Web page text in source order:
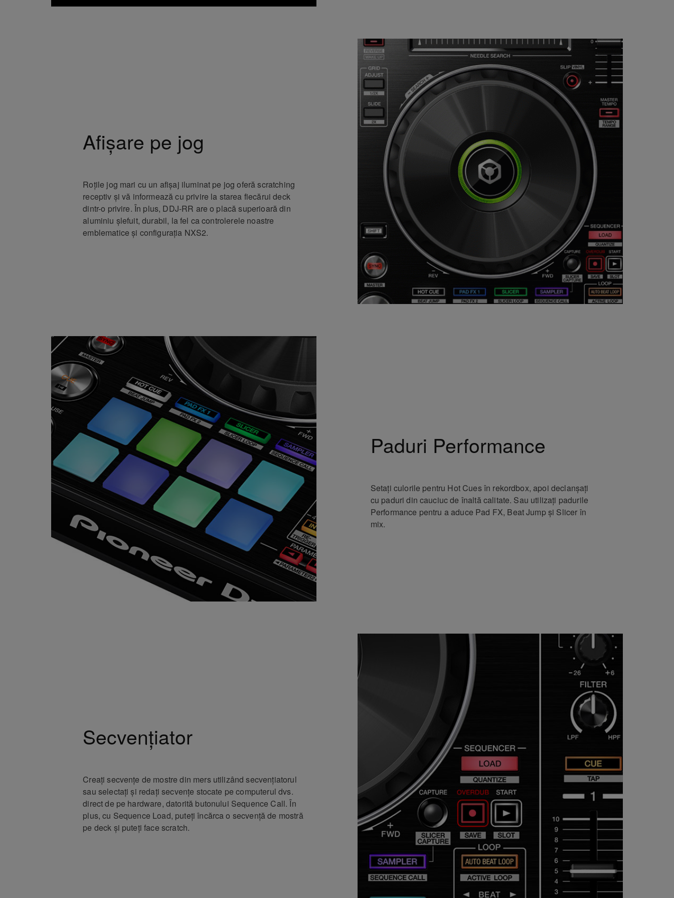
Afișare pe jog
Roțile jog mari cu un afișaj iluminat pe jog oferă scratching
receptiv și vă informează cu privire la starea fiecărui deck
dintr-o privire. În plus, DDJ-RR are o placă superioară din
aluminiu șlefuit, durabil, la fel ca controlerele noastre
emblematice și configurația NXS2.
Paduri Performance
Setați culorile pentru Hot Cues în rekordbox, apoi declanșați
cu paduri din cauciuc de înaltă calitate. Sau utilizați padurile
Performance pentru a aduce Pad FX, Beat Jump și Slicer în
mix.
Secvențiator
Creați secvențe de mostre din mers utilizând secvențiatorul
sau selectați și redați secvențe stocate pe computerul dvs.
direct de pe hardware, datorită butonului Sequence Call. În
plus, cu Sequence Load, puteți încărca o secvență de mostră
pe deck și puteți face scratch.